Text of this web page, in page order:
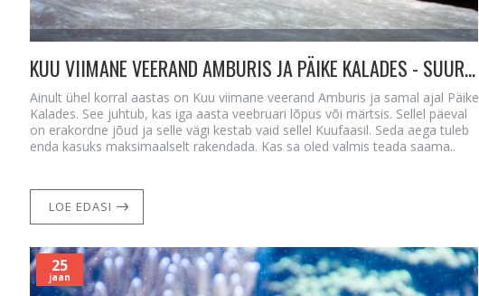
KUU VIIMANE VEERAND AMBURIS JA PÄIKE KALADES - SUUR TRANSFORMATSIOON
Ainult ühel korral aastas on Kuu viimane veerand Amburis ja samal ajal Päike
Kalades. See juhtub, kas iga aasta veebruari lõpus või märtsis. Sellel päeval
on erakordne jõud ja selle vägi kestab vaid sellel Kuufaasil. Seda aega tuleb
enda kasuks maksimaalselt rakendada. Kas sa oled valmis teada saama..
LOE EDASI
25
jaan